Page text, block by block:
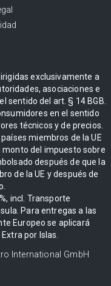
exclusivamente a
asociaciones e
sentido del art. § 14 BGB.
en el sentido
técnicos y de precios.
miembros de la UE
del impuesto sobre
después de que la
de la UE y después de
incl. Transporte
Para entregas a las
Europeo se aplicará
por Islas.
International GmbH